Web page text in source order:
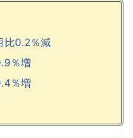
比0.2％減
％増
％増